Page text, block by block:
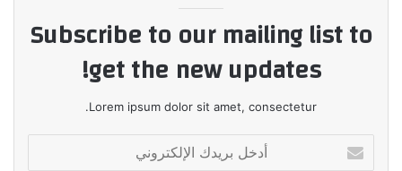
Subscribe to our mailing list to
get the new updates!
Lorem ipsum dolor sit amet, consectetur.
بريدك